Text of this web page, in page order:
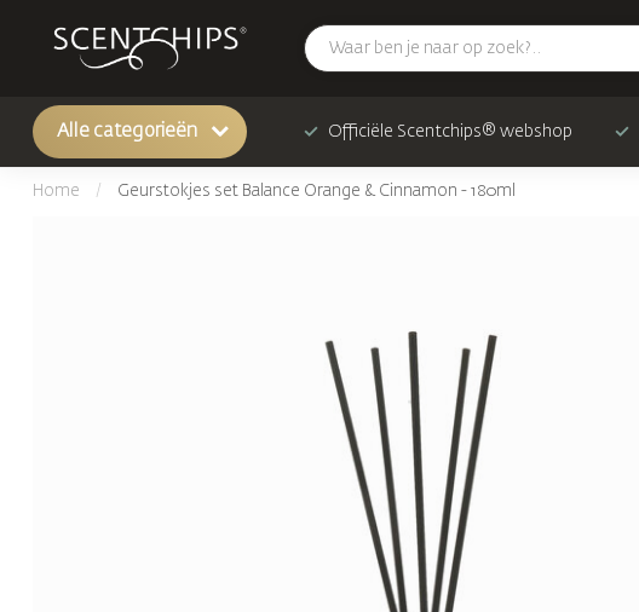
Alle categorieën Officiële Scentchips® webshop
Home / Geurstokjes set Balance Orange & Cinnamon - 180ml